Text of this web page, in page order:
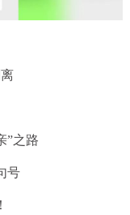
”之路
号